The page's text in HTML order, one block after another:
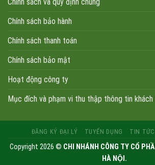
Chính sách bảo hành
Chính sách thanh toán
Chính sách bảo mật
Hoạt động công ty
Mục đích và phạm vi thu thập thông tin khách
ĐĂNG KÝ ĐẠI LÝ TUYỂN DỤNG TIN TỨC
Copyright 2026 © CHI NHÁNH CÔNG TY CỔ
HÀ NỘI.